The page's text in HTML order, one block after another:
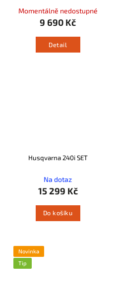
Momentálně nedostupné
9 690 Kč
Detail
Husqvarna 240i SET
Na dotaz
15 299 Kč
Do košíku
Novinka
Tip